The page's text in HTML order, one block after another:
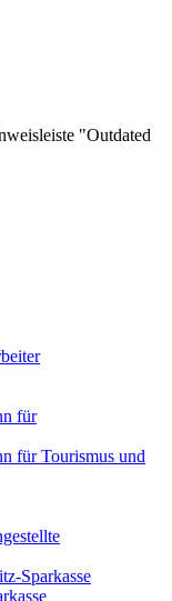
"Outdated
für
für Tourismus und
Sparkasse